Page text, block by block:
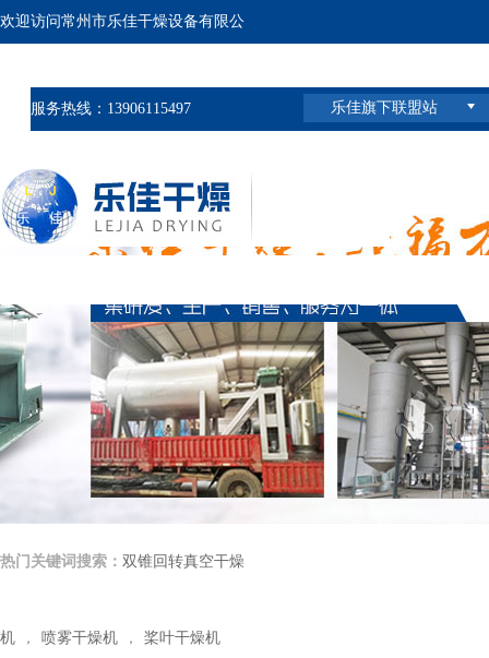
欢迎访问常州市乐佳干燥设备有限公
服务热线：13906115497 乐佳旗下联盟站
热门关键词搜索： 双锥回转真空干燥
机 ， 喷雾干燥机 ， 桨叶干燥机